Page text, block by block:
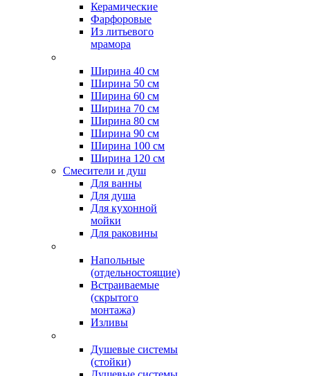
Керамические
Фарфоровые
Из литьевого
мрамора
Ширина 40 см
Ширина 50 см
Ширина 60 см
Ширина 70 см
Ширина 80 см
Ширина 90 см
Ширина 100 см
Ширина 120 см
Смесители и душ
Для ванны
Для душа
Для кухонной
мойки
Для раковины
Напольные
(отдельностоящие)
Встраиваемые
(скрытого
монтажа)
Изливы
Душевые системы
(стойки)